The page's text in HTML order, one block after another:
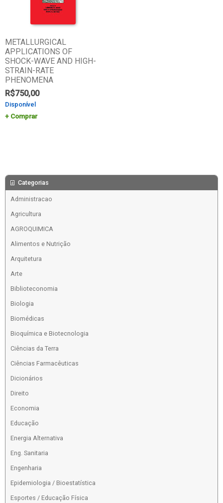
METALLURGICAL
APPLICATIONS OF
SHOCK-WAVE AND HIGH-
STRAIN-RATE
PHENOMENA
R$750,00
Disponível
Comprar
Categorias
Administracao
Agricultura
AGROQUIMICA
Alimentos e Nutrição
Arquitetura
Arte
Biblioteconomia
Biologia
Biomédicas
Bioquímica e Biotecnologia
Ciências da Terra
Ciências Farmacêuticas
Dicionários
Direito
Economia
Educação
Energia Alternativa
Eng. Sanitaria
Engenharia
Epidemiologia / Bioestatística
Esportes / Educação Física